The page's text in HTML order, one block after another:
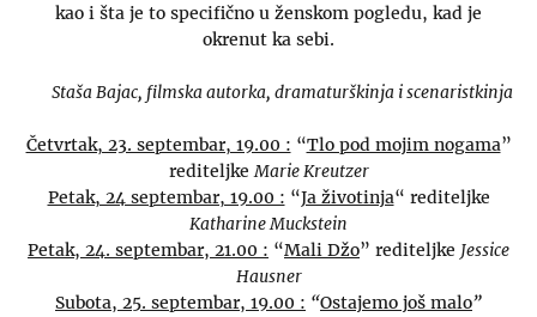
kao i šta je to specifično u ženskom pogledu, kad je
okrenut ka sebi.
Staša Bajac, filmska autorka, dramaturškinja i scenaristkinja
Četvrtak, 23. septembar, 19.00 : “Tlo pod mojim nogama”
rediteljkeMarie Kreutzer
Petak, 24 septembar, 19.00 : “Ja životinja“ rediteljke
Katharine Muckstein
Petak, 24. septembar, 21.00 : “Mali Džo” rediteljke Jessice
Hausner
Subota, 25. septembar, 19.00 : “Ostajemo još malo”